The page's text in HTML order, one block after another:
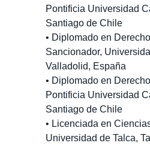
Pontificia Universidad
Santiago de Chile
• Diplomado en
Sancionador,
Valladolid, España
• Diplomado en
Pontificia Universidad
Santiago de Chile
• Licenciada en
Universidad de Talca,